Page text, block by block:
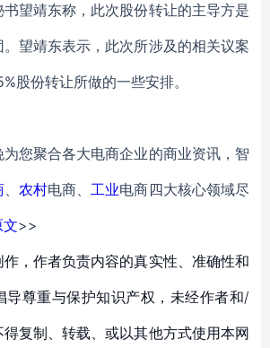
望靖东称，此次股份转让的主导方是
望靖东表示，此次所涉及的相关议案
股份转让所做的一些安排。
您聚合各大电商企业的商业资讯，智
、 农村电商、工业电商四大核心领域尽
文>>
，作者负责内容的真实性、准确性和
导尊重与保护知识产权，未经作者和/
复制、转载、或以其他方式使用本网